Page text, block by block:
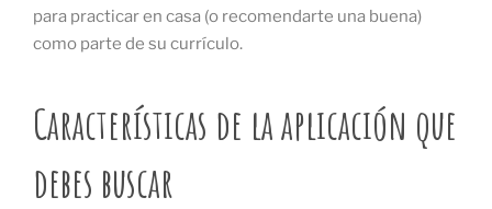
para practicar en casa (o recomendarte una buena)
como parte de su currículo.
Características de la aplicación que
debes buscar